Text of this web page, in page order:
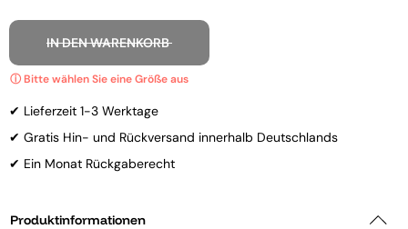
IN DEN WARENKORB
✔ Lieferzeit 1-3 Werktage
✔ Gratis Hin- und Rückversand innerhalb Deutschlands
✔ Ein Monat Rückgaberecht
Produktinformationen